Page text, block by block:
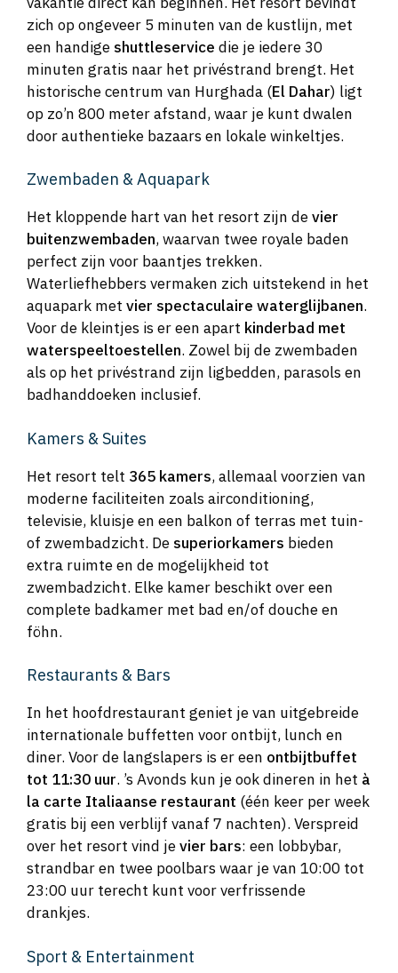
zich op ongeveer 5 minuten van de kustlijn, met
een handige shuttleservice die je iedere 30
minuten gratis naar het privéstrand brengt. Het
historische centrum van Hurghada (El Dahar) ligt
op zo’n 800 meter afstand, waar je kunt dwalen
door authentieke bazaars en lokale winkeltjes.
Zwembaden & Aquapark
Het kloppende hart van het resort zijn devier
buitenzwembaden, waarvan twee royale baden
perfect zijn voor baantjes trekken.
Waterliefhebbers vermaken zich uitstekend in het
aquapark met vier spectaculaire waterglijbanen.
Voor de kleintjes is er een apart kinderbad met
waterspeeltoestellen. Zowel bij de zwembaden
als op het privéstrand zijn ligbedden, parasols en
badhanddoeken inclusief.
Kamers & Suites
Het resort telt 365 kamers, allemaal voorzien van
moderne faciliteiten zoals airconditioning,
televisie, kluisje en een balkon of terras met tuin-
of zwembadzicht. De superiorkamers bieden
extra ruimte en de mogelijkheid tot
zwembadzicht. Elke kamer beschikt over een
complete badkamer met bad en/of douche en
föhn.
Restaurants & Bars
In het hoofdrestaurant geniet je van uitgebreide
internationale buffetten voor ontbijt, lunch en
diner. Voor de langslapers is er een ontbijtbuffet
tot 11:30 uur. ’s Avonds kun je ook dineren in het à
la carte Italiaanse restaurant (één keer per week
gratis bij een verblijf vanaf 7 nachten). Verspreid
over het resort vind jevier bars: een lobbybar,
strandbar en twee poolbars waar je van 10:00 tot
23:00 uur terecht kunt voor verfrissende
drankjes.
Sport & Entertainment